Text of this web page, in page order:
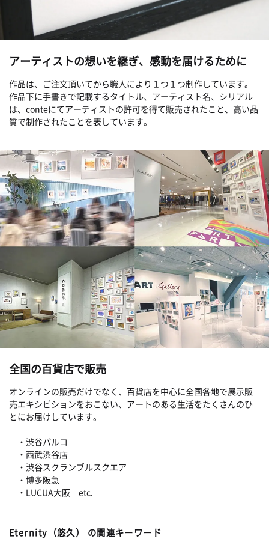
アーティストの想いを継ぎ、感動を届けるために
作品は、ご注文頂いてから職人により１つ１つ制作しています。
作品下に手書きで記載するタイトル、アーティスト名、シリアル
は、conteにてアーティストの許可を得て販売されたこと、高い品
質で制作されたことを表しています。
全国の百貨店で販売
オンラインの販売だけでなく、百貨店を中心に全国各地で展示販
売エキシビションをおこない、アートのある生活をたくさんのひ
とにお届けしています。
・渋谷パルコ
・西武渋谷店
・渋谷スクランブルスクエア
・博多阪急
・LUCUA大阪 etc.
Eternity（悠久） の関連キーワード